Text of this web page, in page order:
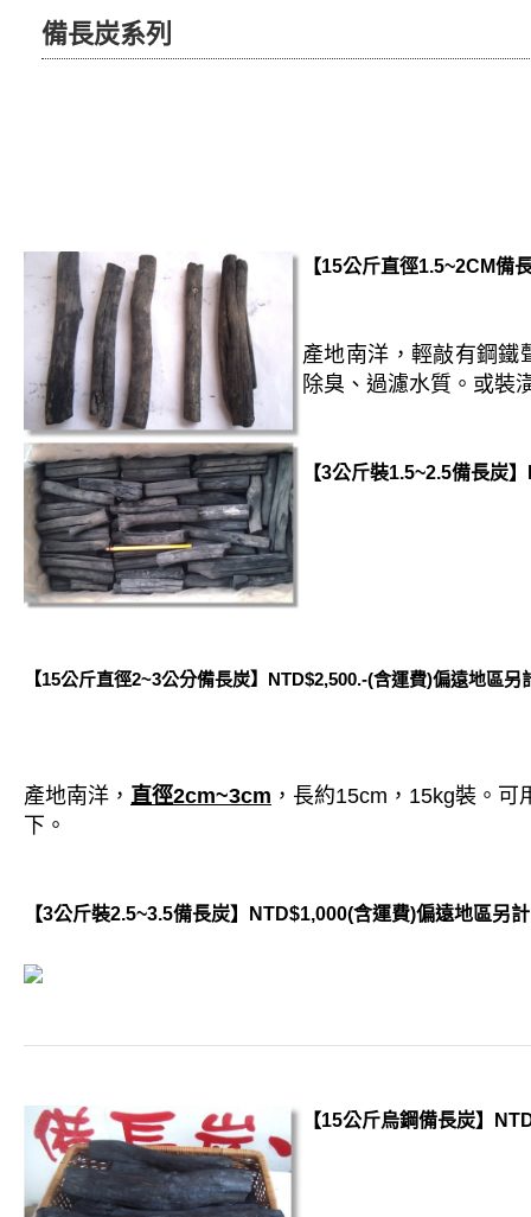
備長炭系列
【15公斤直徑1.5~2CM備
產地南洋，輕敲有鋼鐵
除臭、過濾水質。或裝
【3公斤裝1.5~2.5備長炭
【15公斤直徑2~3公分備長炭】NTD$2,500.-(含運費)偏遠地區另
產地南洋， 直徑2cm~3cm ，長約15cm，15kg裝。
下。
【3公斤裝2.5~3.5備長炭】NTD$1,000(含運費)偏遠地區另計
【15公斤烏鋼備長炭】